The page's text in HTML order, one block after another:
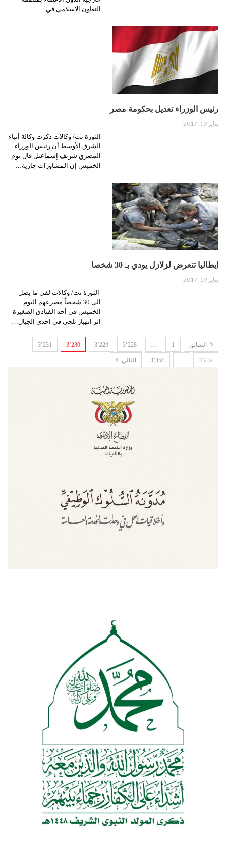
التعاون الاسلامي في…
رئيس الوزراء تعديل بحكومة مصر
يناير 19, 2017
الثورة نت/ وكالات ذكرت وكالة أنباء
الشرق الأوسط أن رئيس الوزراء
المصري شريف إسماعيل قال يوم
الخميس إن المشاورات جارية…
ايطاليا تتعرض لزلازل يودي بـ 30 شخصا
يناير 19, 2017
الثورة نت/ وكالات لقي ما يصل
الى 30 شخصاً مصرعهم اليوم
الخميس في أحد الفنادق الصغيرة
اثر انهيار ثلجي في احدى الجبال…
السابق 1
… 3٬228 3٬229 3٬230 3٬231
3٬232 … 3٬351 التالي